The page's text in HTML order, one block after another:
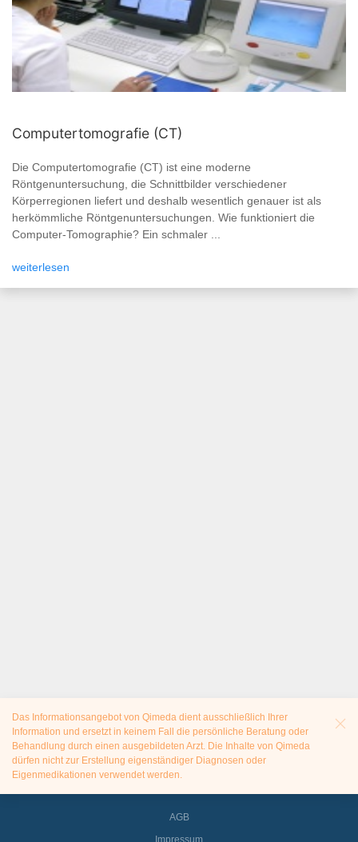
Computertomografie (CT)
Die Computertomografie (CT) ist eine moderne
Röntgenuntersuchung, die Schnittbilder verschiedener
Körperregionen liefert und deshalb wesentlich genauer ist als
herkömmliche Röntgenuntersuchungen. Wie funktioniert die
Computer-Tomographie? Ein schmaler ...
weiterlesen
Das Informationsangebot von Qimeda dient ausschließlich Ihrer
Information und ersetzt in keinem Fall die persönliche Beratung oder
Behandlung durch einen ausgebildeten Arzt. Die Inhalte von Qimeda
dürfen nicht zur Erstellung eigenständiger Diagnosen oder
Eigenmedikationen verwendet werden.
AGB